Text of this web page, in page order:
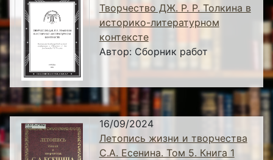
Творчество ДЖ. Р. Р. Толкина в
историко-литературном
контексте
Автор: Сборник работ
16/09/2024
Летопись жизни и творчества
С.А. Есенина. Том 5. Книга 1